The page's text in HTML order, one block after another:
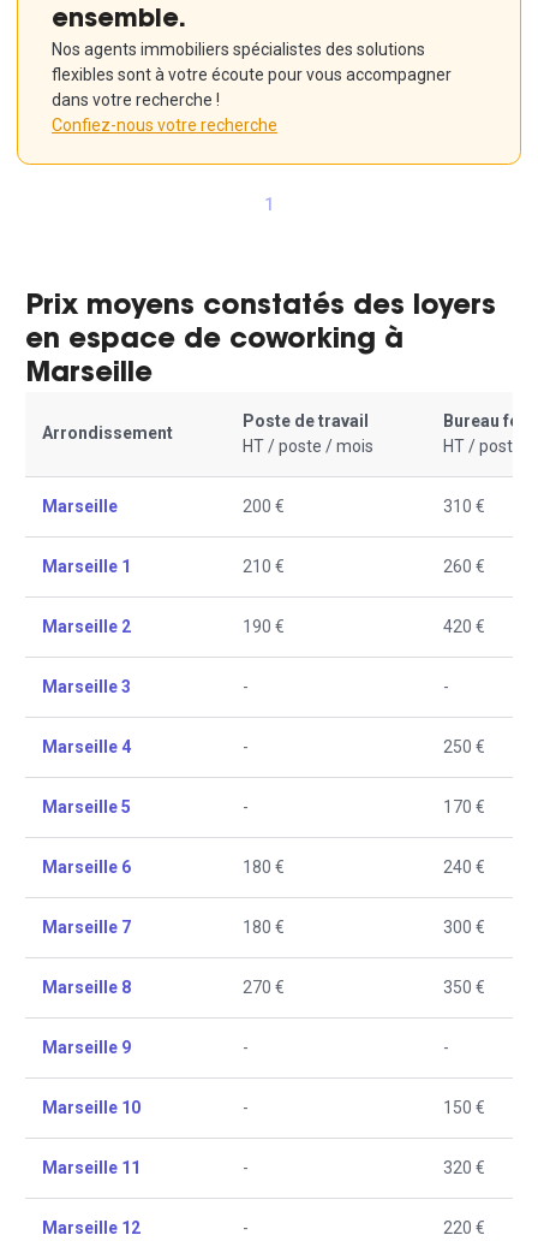
ensemble.
Nos agents immobiliers spécialistes des solutions
flexibles sont à votre écoute pour vous accompagner
dans votre recherche !
Confiez-nous votre recherche
1
Prix moyens constatés des loyers
en espace de coworking à
Marseille
Arrondissement
Poste de travail
HT / poste / mois
Bureau
HT / poste /
Marseille 200 € 310 €
Marseille 1 210 € 260 €
Marseille 2 190 € 420 €
Marseille 3 - -
Marseille 4 - 250 €
Marseille 5 - 170 €
Marseille 6 180 € 240 €
Marseille 7 180 € 300 €
Marseille 8 270 € 350 €
Marseille 9 - -
Marseille 10 - 150 €
Marseille 11 - 320 €
Marseille 12 - 220 €